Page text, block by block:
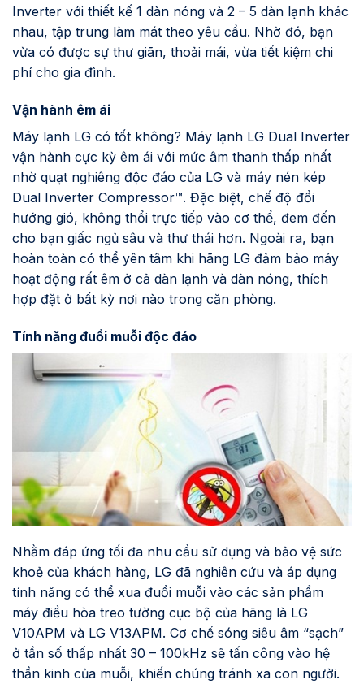
Inverter với thiết kế 1 dàn nóng và 2 – 5 dàn lạnh khác
nhau, tập trung làm mát theo yêu cầu. Nhờ đó, bạn
vừa có được sự thư giãn, thoải mái, vừa tiết kiệm chi
phí cho gia đình.
Vận hành êm ái
Máy lạnh LG có tốt không? Máy lạnh LG Dual Inverter
vận hành cực kỳ êm ái với mức âm thanh thấp nhất
nhờ quạt nghiêng độc đáo của LG và máy nén kép
Dual Inverter Compressor™. Đặc biệt, chế độ đổi
hướng gió, không thổi trực tiếp vào cơ thể, đem đến
cho bạn giấc ngủ sâu và thư thái hơn. Ngoài ra, bạn
hoàn toàn có thể yên tâm khi hãng LG đảm bảo máy
hoạt động rất êm ở cả dàn lạnh và dàn nóng, thích
hợp đặt ở bất kỳ nơi nào trong căn phòng.
Tính năng đuổi muỗi độc đáo
Nhằm đáp ứng tối đa nhu cầu sử dụng và bảo vệ sức
khoẻ của khách hàng, LG đã nghiên cứu và áp dụng
tính năng có thể xua đuổi muỗi vào các sản phẩm
máy điều hòa treo tường cục bộ của hãng là LG
V10APM và LG V13APM. Cơ chế sóng siêu âm “sạch”
ở tần số thấp nhất 30 – 100kHz sẽ tấn công vào hệ
thần kinh của muỗi, khiến chúng tránh xa con người.